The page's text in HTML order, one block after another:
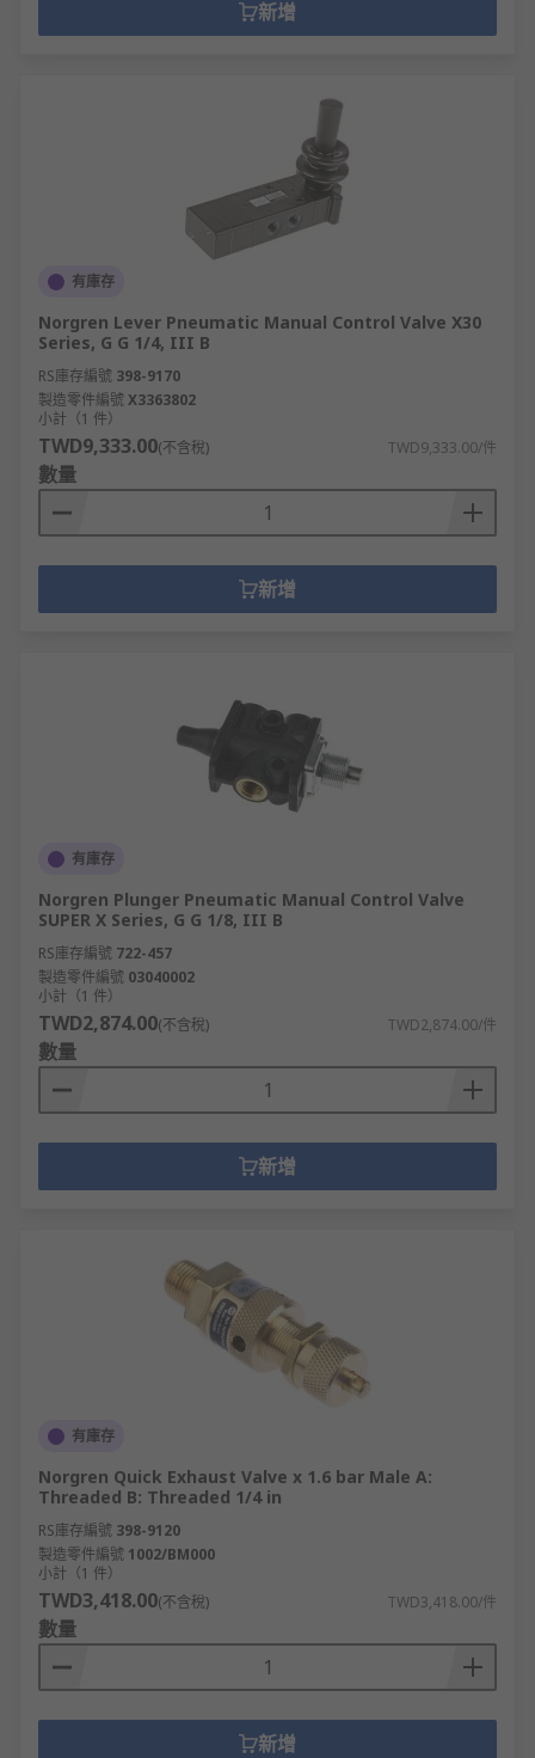
新增
有庫存
Norgren Lever Pneumatic Manual Control Valve X30
Series, G G 1/4, III B
RS庫存編號 398-9170
製造零件編號X3363802
小計（1 件）
TWD9,333.00(不含稅) TWD9,333.00/件
數量
新增
有庫存
Norgren Plunger Pneumatic Manual Control Valve
SUPER X Series, G G 1/8, III B
RS庫存編號 722-457
製造零件編號 03040002
小計（1 件）
TWD2,874.00(不含稅) TWD2,874.00/件
數量
新增
有庫存
Norgren Quick Exhaust Valve x 1.6 bar Male A:
Threaded B: Threaded 1/4 in
RS庫存編號 398-9120
製造零件編號 1002/BM000
小計（1 件）
TWD3,418.00(不含稅) TWD3,418.00/件
數量
新增